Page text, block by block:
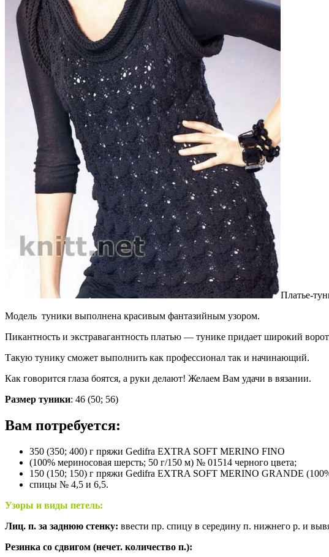
Платье-
Модель туники выполнена красивым фантазийным узором.
Пикантность и экстравагантность платью — тунике придает широкий
Такую тунику сможет выполнить как профессионал так и начинающий.
Как говорится глаза боятся, а руки делают! Желаем Вам удачи в вязании.
Размер туники: 46 (50; 56)
Вам потребуется:
350 (350; 400) г пряжи Gedifra EXTRA SOFT MERINO FINO
(100% мериносовая шерсть; 50 г/150 м) № 01514 черного цвета;
150 (150; 150) г пряжи Gedifra EXTRA SOFT MERINO GRANDE
спицы № 4,5 и 6,5.
Узоры и виды петель:
Лиц. п. за заднюю стенку: ввести пр. спицу в середину п. нижнего р. и
Резинка со сдвигом (нечет. количество п.):